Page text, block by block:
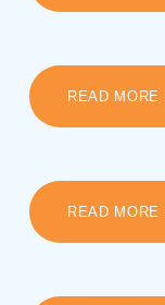
READ MORE
READ MORE